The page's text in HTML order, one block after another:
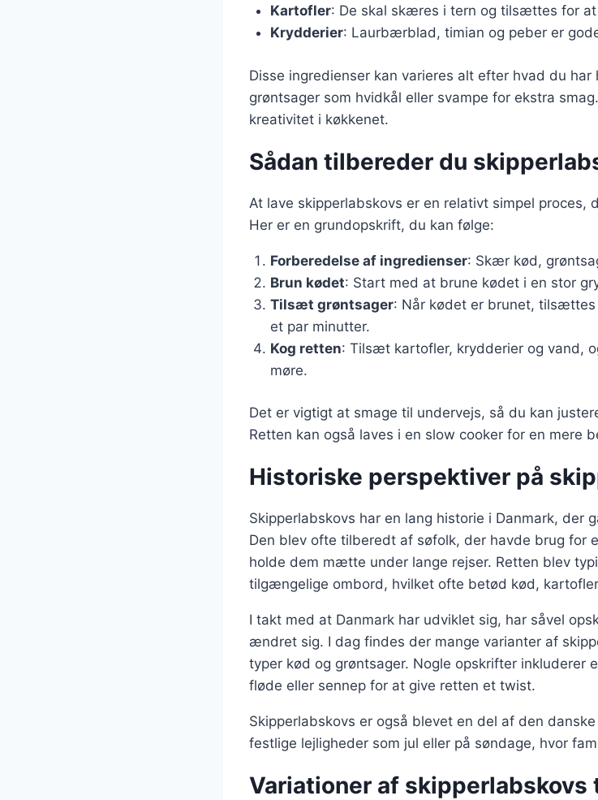
Kartofler: De skal skæres i tern og tilsættes for
Krydderier: Laurbærblad, timian og peber er
Disse ingredienser kan varieres alt efter hvad du
grøntsager som hvidkål eller svampe for ekstra
kreativitet i køkkenet.
Sådan tilbereder du
At lave skipperlabskovs er en relativt simpel
Her er en grundopskrift, du kan følge:
Forberedelse af ingredienser: Skær kød,
Brun kødet: Start med at brune kødet i en stor
Tilsæt grøntsager: Når kødet er brunet,
et par minutter.
Kog retten: Tilsæt kartofler, krydderier og vand,
møre.
Det er vigtigt at smage til undervejs, så du kan
Retten kan også laves i en slow cooker for en mere
Historiske perspektiver på
Skipperlabskovs har en lang historie i Danmark, der
Den blev ofte tilberedt af søfolk, der havde brug for
holde dem mætte under lange rejser. Retten blev
tilgængelige ombord, hvilket ofte betød kød,
I takt med at Danmark har udviklet sig, har såvel
ændret sig. I dag findes der mange varianter af
typer kød og grøntsager. Nogle opskrifter inkluderer
fløde eller sennep for at give retten et twist.
Skipperlabskovs er også blevet en del af den
festlige lejligheder som jul eller på søndage, hvor
Variationer af